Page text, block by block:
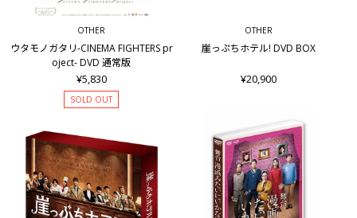
OTHER
ウタモノガタリ-CINEMA FIGHTERS pr
oject- DVD 通常版
¥5,830
SOLD OUT
OTHER
崖っぷちホテル! DVD BOX
¥20,900